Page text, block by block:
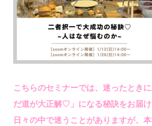
こちらのセミナーでは、迷ったとき
だ道が大正解♡」になる秘訣をお届け
日々の中で迷うことがありますが、